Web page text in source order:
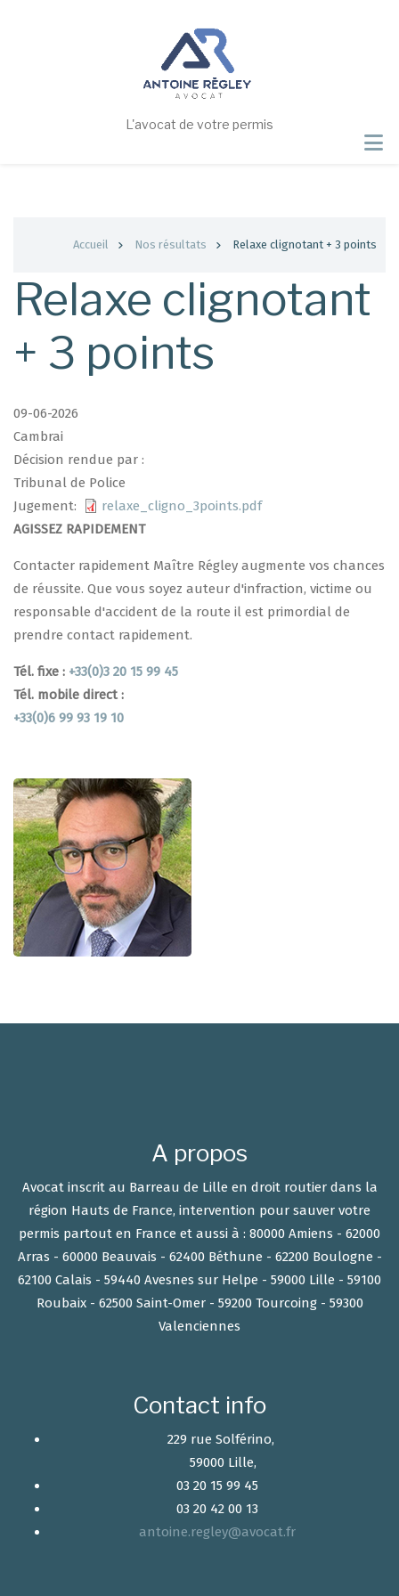
L'avocat de votre permis
d'Ariane
Accueil Nos résultats Relaxe clignotant + 3 points
Relaxe clignotant
+ 3 points
09-06-2026
Cambrai
Décision rendue par :
Tribunal de Police
Jugement
relaxe_cligno_3points.pdf
AGISSEZ RAPIDEMENT
Contacter rapidement Maître Régley augmente vos chances
de réussite. Que vous soyez auteur d'infraction, victime ou
responsable d'accident de la route il est primordial de
prendre contact rapidement.
Tél. fixe : +33(0)3 20 15 99 45
Tél. mobile direct :
+33(0)6 99 93 19 10
A propos
Avocat inscrit au Barreau de Lille en droit routier dans la
région Hauts de France, intervention pour sauver votre
permis partout en France et aussi à : 80000 Amiens - 62000
Arras - 60000 Beauvais - 62400 Béthune - 62200 Boulogne -
62100 Calais - 59440 Avesnes sur Helpe - 59000 Lille - 59100
Roubaix - 62500 Saint-Omer - 59200 Tourcoing - 59300
Valenciennes
Contact info
229 rue Solférino,
59000 Lille,
03 20 15 99 45
03 20 42 00 13
antoine.regley@avocat.fr